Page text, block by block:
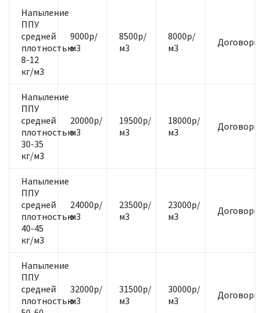
Напыление
ППУ
средней
плотностью
8-12
кг/м3
9000р/
м3
8500р/
м3
8000р/
м3
Напыление
ППУ
средней
плотностью
30-35
кг/м3
20000р/
м3
19500р/
м3
18000р/
м3
Напыление
ППУ
средней
плотностью
40-45
кг/м3
24000р/
м3
23500р/
м3
23000р/
м3
Напыление
ППУ
средней
плотностью
32000р/
м3
31500р/
м3
30000р/
м3